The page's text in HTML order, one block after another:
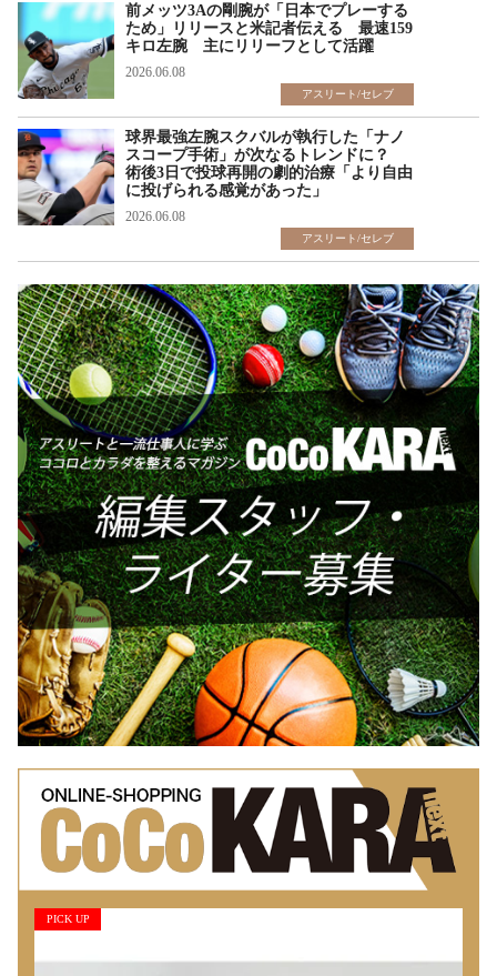
前メッツ3Aの剛腕が「日本でプレーする
ため」リリースと米記者伝える 最速159
キロ左腕 主にリリーフとして活躍
2026.06.08
アスリート/セレブ
球界最強左腕スクバルが執行した「ナノ
スコープ手術」が次なるトレンドに？
術後3日で投球再開の劇的治療「より自由
に投げられる感覚があった」
2026.06.08
アスリート/セレブ
PICK UP